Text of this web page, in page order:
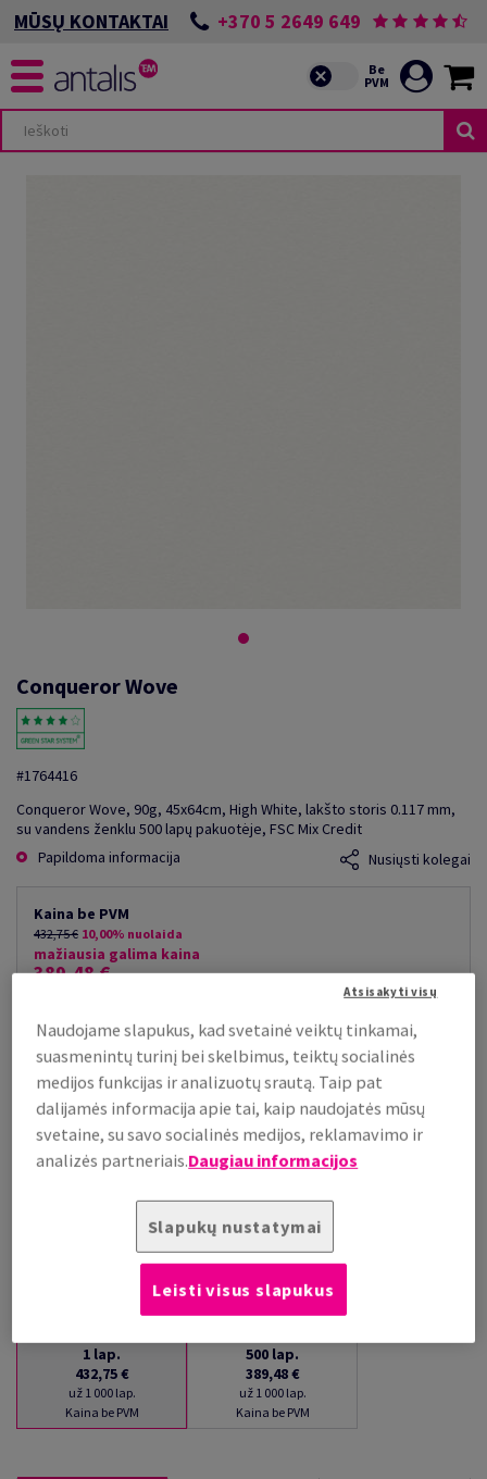
MŪSŲ KONTAKTAI +370 5 2649 649
Conqueror Wove
#1764416
Conqueror Wove, 90g, 45x64cm, High White, lakšto storis 0.117 mm,
su vandens ženklu 500 lapų pakuotėje, FSC Mix Credit
Papildoma informacija
Nusiųsti kolegai
Kaina be PVM
432,75 € 10,00% nuolaida
mažiausia galima kaina
389,48 €
PRISTATYMAS APYTIKSLIAI PER 16 DIENAS (-Ų)
(NEGRĄŽINAMA PREKĖ)
Kiekių palyginimas
lap.
1 lap.
432,75 €
už 1 000 lap.
Kaina be PVM
500 lap.
389,48 €
už 1 000 lap.
Kaina be PVM
Naudojame slapukus, kad svetainė veiktų tinkamai,
suasmenintų turinį bei skelbimus, teiktų socialinės
medijos funkcijas ir analizuotų srautą. Taip pat
dalijamės informacija apie tai, kaip naudojatės mūsų
svetaine, su savo socialinės medijos, reklamavimo ir
analizės partneriais.Daugiau informacijos
Slapukų nustatymai
Atsisakyti visų
Leisti visus slapukus